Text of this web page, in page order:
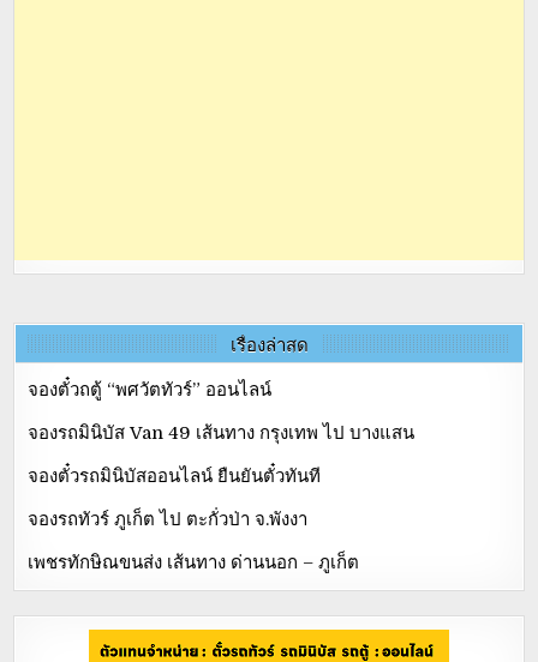
เรื่องล่าสุด
จองตั๋วถตู้ “พศวัตทัวร์” ออนไลน์
จองรถมินิบัส Van 49 เส้นทาง กรุงเทพ ไป บางแสน
จองตั๋วรถมินิบัสออนไลน์ ยืนยันตั๋วทันที
จองรถทัวร์ ภูเก็ต ไป ตะกั่วป่า จ.พังงา
เพชรทักษิณขนส่ง เส้นทาง ด่านนอก – ภูเก็ต